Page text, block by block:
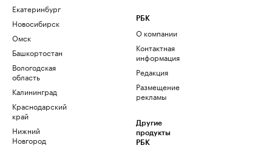
Екатеринбург
Новосибирск
Омск
Башкортостан
Вологодская
область
Калининград
Краснодарский
край
Нижний
Новгород
РБК
О компании
Контактная
информация
Редакция
Размещение
рекламы
Другие
продукты
РБК